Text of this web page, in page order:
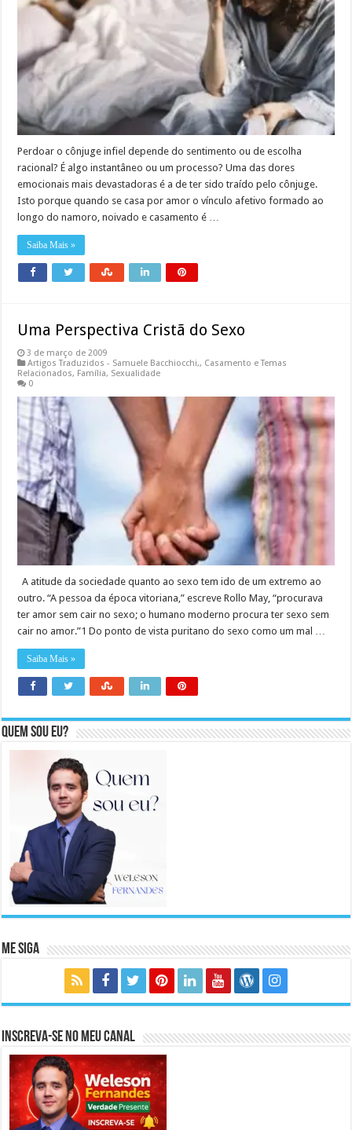
Perdoar o cônjuge infiel depende do sentimento ou de escolha
racional? É algo instantâneo ou um processo? Uma das dores
emocionais mais devastadoras é a de ter sido traído pelo cônjuge.
Isto porque quando se casa por amor o vínculo afetivo formado ao
longo do namoro, noivado e casamento é …
Saiba Mais »
Uma Perspectiva Cristã do Sexo
3 de março de 2009
Artigos Traduzidos - Samuele Bacchiocchi,, Casamento e Temas
Relacionados, Família, Sexualidade
0
A atitude da sociedade quanto ao sexo tem ido de um extremo ao
outro. “A pessoa da época vitoriana,” escreve Rollo May, “procurava
ter amor sem cair no sexo; o humano moderno procura ter sexo sem
cair no amor.”1 Do ponto de vista puritano do sexo como um mal …
Saiba Mais »
Quem sou eu?
Me Siga
Inscreva-se no meu canal